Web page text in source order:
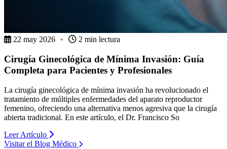
22 may 2026 • 2 min lectura
Cirugía Ginecológica de Mínima Invasión: Guía
Completa para Pacientes y Profesionales
La cirugía ginecológica de mínima invasión ha revolucionado el
tratamiento de múltiples enfermedades del aparato reproductor
femenino, ofreciendo una alternativa menos agresiva que la cirugía
abierta tradicional. En este artículo, el Dr. Francisco So
Leer Artículo
Visitar el Blog Médico